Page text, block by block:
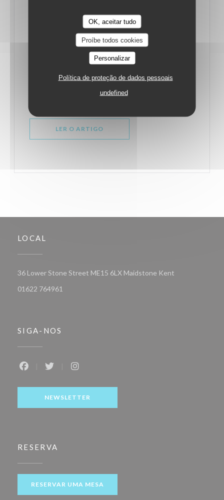
OK, aceitar tudo
Proíbe todos cookies
Personalizar
Política de proteção de dados pessoais
undefined
FOOD & DRINK
LER O ARTIGO((ABRE NUMA NOVA JANELA))
LOCAL
36 Lower Stone Street ME15 6LX Maidstone Kent
01622 764961
SIGA-NOS
NEWSLETTER
RESERVA
RESERVAR UMA MESA